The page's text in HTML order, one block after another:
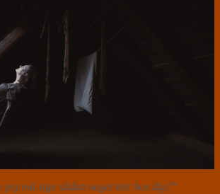
jeg må sige sådan noget her hos dig?”